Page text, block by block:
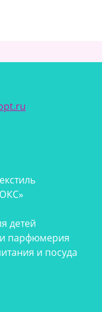
детей
парфюмерия
и посуда